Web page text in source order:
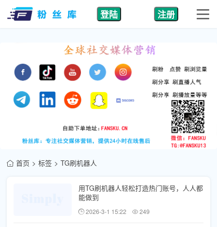
登陆 注册
首页 标签 TG刷机器人
用TG刷机器人轻松打造热门账号，人人都
能做到
2026-3-1 15:22 249